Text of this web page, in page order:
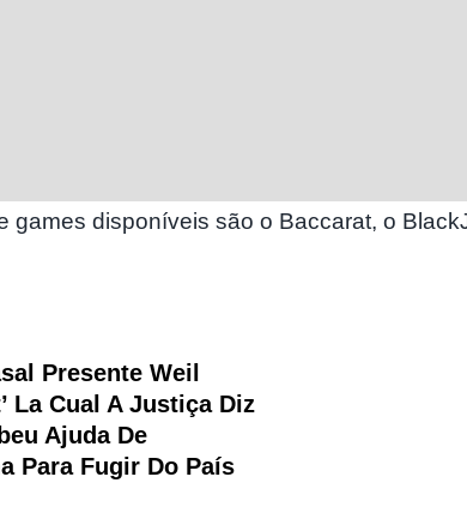
games disponíveis são o Baccarat, o
Presente Weil
La Cual A Justiça Diz
Ajuda De
Para Fugir Do País